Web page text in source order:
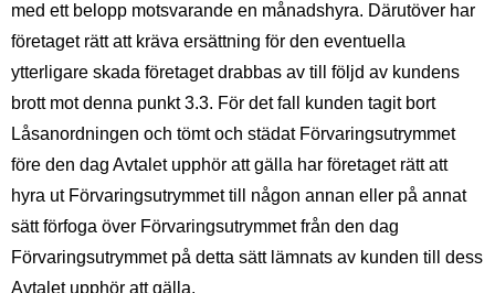
med ett belopp motsvarande en månadshyra. Därutöver har
företaget rätt att kräva ersättning för den eventuella
ytterligare skada företaget drabbas av till följd av kundens
brott mot denna punkt 3.3. För det fall kunden tagit bort
Låsanordningen och tömt och städat Förvaringsutrymmet
före den dag Avtalet upphör att gälla har företaget rätt att
hyra ut Förvaringsutrymmet till någon annan eller på annat
sätt förfoga över Förvaringsutrymmet från den dag
Förvaringsutrymmet på detta sätt lämnats av kunden till dess
Avtalet upphör att gälla.